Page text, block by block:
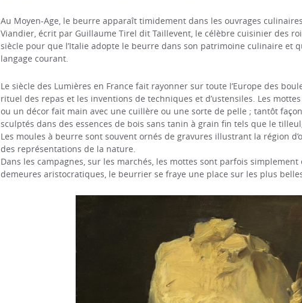
Au Moyen-Age, le beurre apparaît timidement dans les ouvrages
Viandier, écrit par Guillaume Tirel dit Taillevent, le célèbre cuisinier des
siècle pour que l’Italie adopte le beurre dans son patrimoine culinaire et
langage courant.
Le siècle des Lumières en France fait rayonner sur toute l’Europe des
rituel des repas et les inventions de techniques et d’ustensiles. Les
ou un décor fait main avec une cuillère ou une sorte de pelle ; tantôt
sculptés dans des essences de bois sans tanin à grain fin tels que le
Les moules à beurre sont souvent ornés de gravures illustrant la région
des représentations de la nature.
Dans les campagnes, sur les marchés, les mottes sont parfois
demeures aristocratiques, le beurrier se fraye une place sur les plus